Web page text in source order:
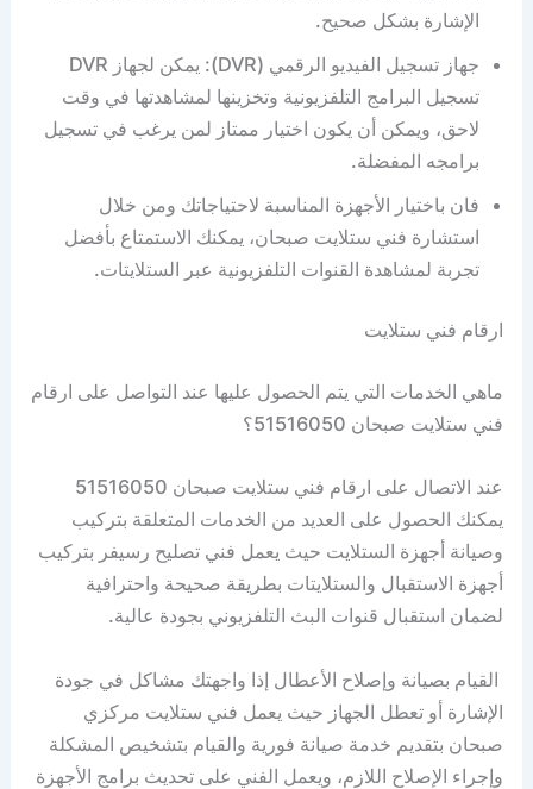
الإشارة بشكل صحيح.
جهاز تسجيل الفيديو الرقمي (DVR): يمكن لجهاز DVR
تسجيل البرامج التلفزيونية وتخزينها لمشاهدتها في وقت
لاحق، ويمكن أن يكون اختيار ممتاز لمن يرغب في تسجيل
برامجه المفضلة.
فان باختيار الأجهزة المناسبة لاحتياجاتك ومن خلال
استشارة فني ستلايت صبحان، يمكنك الاستمتاع بأفضل
تجربة لمشاهدة القنوات التلفزيونية عبر الستلايتات.
ارقام فني ستلايت
ماهي الخدمات التي يتم الحصول عليها عند التواصل على ارقام
فني ستلايت صبحان 51516050؟
عند الاتصال على ارقام فني ستلايت صبحان 51516050
يمكنك الحصول على العديد من الخدمات المتعلقة بتركيب
وصيانة أجهزة الستلايت حيث يعمل فني تصليح رسيفر بتركيب
أجهزة الاستقبال والستلايتات بطريقة صحيحة واحترافية
لضمان استقبال قنوات البث التلفزيوني بجودة عالية.
القيام بصيانة وإصلاح الأعطال إذا واجهتك مشاكل في جودة
الإشارة أو تعطل الجهاز حيث يعمل فني ستلايت مركزي
صبحان بتقديم خدمة صيانة فورية والقيام بتشخيص المشكلة
وإجراء الإصلاح اللازم، ويعمل الفني على تحديث برامج الأجهزة